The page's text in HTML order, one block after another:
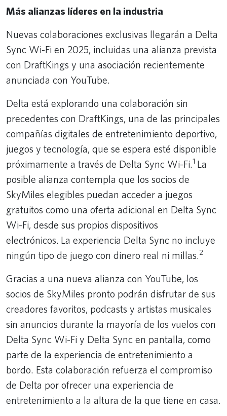
Más alianzas líderes en la industria
Nuevas colaboraciones exclusivas llegarán a Delta
Sync Wi-Fi en 2025, incluidas una alianza prevista
con DraftKings y una asociación recientemente
anunciada con YouTube.
Delta está explorando una colaboración sin
precedentes con DraftKings, una de las principales
compañías digitales de entretenimiento deportivo,
juegos y tecnología, que se espera esté disponible
próximamente a través de Delta Sync Wi-Fi.1 La
posible alianza contempla que los socios de
SkyMiles elegibles puedan acceder a juegos
gratuitos como una oferta adicional en Delta Sync
Wi-Fi, desde sus propios dispositivos
electrónicos. La experiencia Delta Sync no incluye
ningún tipo de juego con dinero real ni millas.2
Gracias a una nueva alianza con YouTube, los
socios de SkyMiles pronto podrán disfrutar de sus
creadores favoritos, podcasts y artistas musicales
sin anuncios durante la mayoría de los vuelos con
Delta Sync Wi-Fi y Delta Sync en pantalla, como
parte de la experiencia de entretenimiento a
bordo. Esta colaboración refuerza el compromiso
de Delta por ofrecer una experiencia de
entretenimiento a la altura de la que tiene en casa.